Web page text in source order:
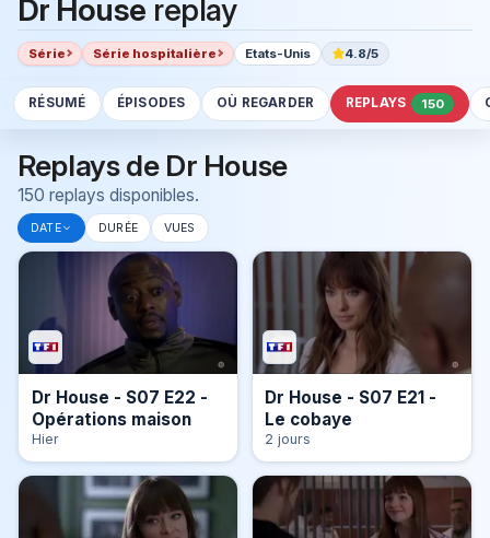
Dr House replay
Série Série hospitalière Etats-Unis 4.8/5
RÉSUMÉ ÉPISODES OÙ REGARDER REPLAYS 150
Replays de Dr House
150 replays disponibles.
DATE DURÉE VUES
Dr House - S07 E22 -
Opérations maison
Hier
Dr House - S07 E21 -
Le cobaye
2 jours